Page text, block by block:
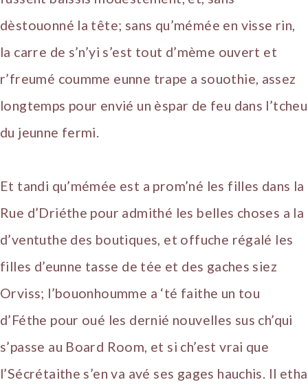
dèstouonné la tête; sans qu’mémée en visse rin,
la carre de s’n’yi s’est tout d’mème ouvert et
r’freumé coumme eunne trape a souothie, assez
longtemps pour envié un èspar de feu dans l’tcheu
du jeunne fermi.
Et tandi qu’mémée est a prom’né les filles dans la
Rue d’Driéthe pour admithé les belles choses a la
d’ventuthe des boutiques, et offuche régalé les
filles d’eunne tasse de tée et des gaches siez
Orviss; l’bouonhoumme a ‘té faithe un tou
d’Féthe pour oué les dernié nouvelles sus ch’qui
s’passe au Board Room, et si ch’est vrai que
l’Sécrétaithe s’en va avé ses gages hauchis. Il etha